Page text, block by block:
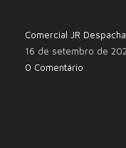
Comercial JR
16 de setembro de
0 Comentário